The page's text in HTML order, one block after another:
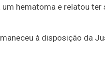
um hematoma e relatou
à disposição da